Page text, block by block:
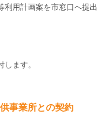
利用計画案を市窓口へ提出
ます。
事業所との契約